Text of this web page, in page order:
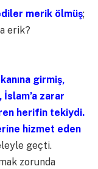
merik ölmüş;
erik?
girmiş,
zarar
herifin tekiydi.
hizmet eden
geçti.
zorunda